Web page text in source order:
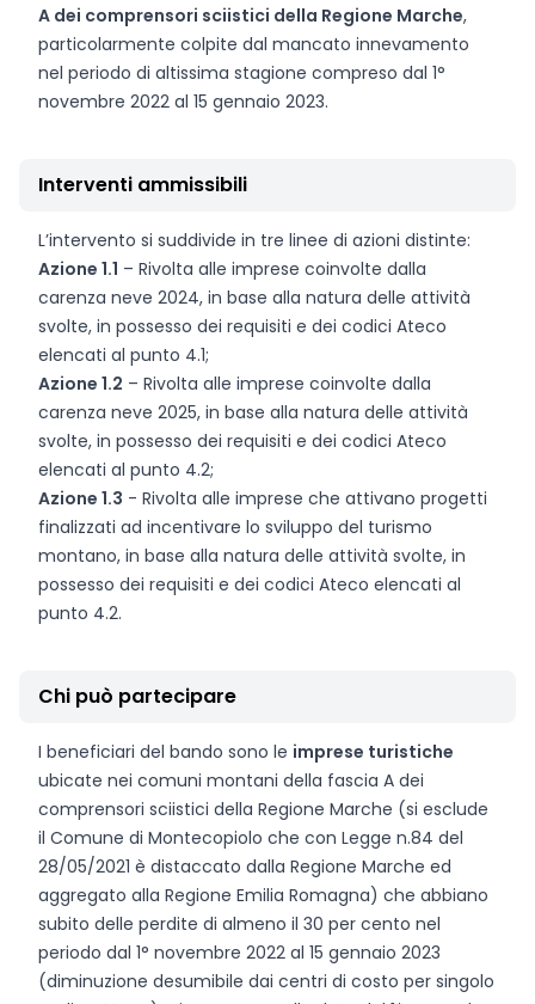
A dei comprensori sciistici della Regione Marche,
particolarmente colpite dal mancato innevamento
nel periodo di altissima stagione compreso dal 1°
novembre 2022 al 15 gennaio 2023.
Interventi ammissibili
L’intervento si suddivide in tre linee di azioni distinte:
Azione 1.1 – Rivolta alle imprese coinvolte dalla
carenza neve 2024, in base alla natura delle attività
svolte, in possesso dei requisiti e dei codici Ateco
elencati al punto 4.1;
Azione 1.2 – Rivolta alle imprese coinvolte dalla
carenza neve 2025, in base alla natura delle attività
svolte, in possesso dei requisiti e dei codici Ateco
elencati al punto 4.2;
Azione 1.3 - Rivolta alle imprese che attivano progetti
finalizzati ad incentivare lo sviluppo del turismo
montano, in base alla natura delle attività svolte, in
possesso dei requisiti e dei codici Ateco elencati al
punto 4.2.
Chi può partecipare
I beneficiari del bando sono le imprese turistiche
ubicate nei comuni montani della fascia A dei
comprensori sciistici della Regione Marche (si esclude
il Comune di Montecopiolo che con Legge n.84 del
28/05/2021 è distaccato dalla Regione Marche ed
aggregato alla Regione Emilia Romagna) che abbiano
subito delle perdite di almeno il 30 per cento nel
periodo dal 1° novembre 2022 al 15 gennaio 2023
(diminuzione desumibile dai centri di costo per singolo